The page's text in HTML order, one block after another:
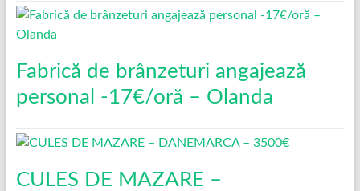
Fabrică de brânzeturi angajează
personal -17€/oră – Olanda
CULES DE MAZARE –